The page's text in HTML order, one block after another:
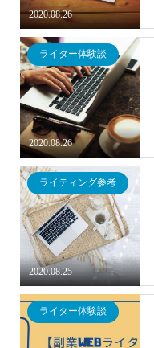
2020.08.26
2020.08.26
ライター体験談
2020.08.25
ライティング参考
ライター体験談